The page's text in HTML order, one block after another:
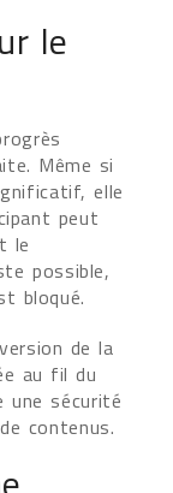
le
Même si
elle
peut
le
possible,
bloqué.
de la
au fil du
une sécurité
contenus.